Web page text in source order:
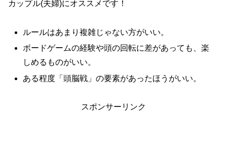
カップル(夫婦)にオススメです！
ルールはあまり複雑じゃない方がいい。
ボードゲームの経験や頭の回転に差があっても、楽
しめるものがいい。
ある程度「頭脳戦」の要素があったほうがいい。
スポンサーリンク